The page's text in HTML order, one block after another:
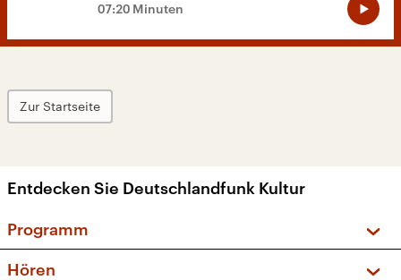
07:20 Minuten
Zur Startseite
Entdecken Sie Deutschlandfunk Kultur
Programm
Hören